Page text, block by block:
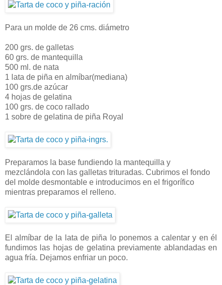
Para un molde de 26 cms. diámetro
200 grs. de galletas
60 grs. de mantequilla
500 ml. de nata
1 lata de piña en almíbar(mediana)
100 grs.de azúcar
4 hojas de gelatina
100 grs. de coco rallado
1 sobre de gelatina de piña Royal
Preparamos la base fundiendo la mantequilla y
mezclándola con las galletas trituradas. Cubrimos el fondo
del molde desmontable e introducimos en el frigorífico
mientras preparamos el relleno.
El almíbar de la lata de piña lo ponemos a calentar y en él
fundimos las hojas de gelatina previamente ablandadas en
agua fría. Dejamos enfriar un poco.